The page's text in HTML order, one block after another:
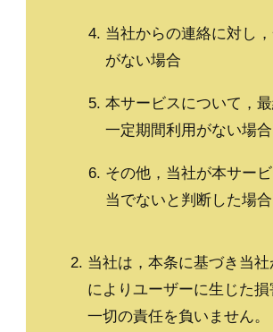
当社からの連絡に対し
がない場合
本サービスについて，
一定期間利用がない場合
その他，当社が本サー
当でないと判断した場合
当社は，本条に基づき当
によりユーザーに生じた損
一切の責任を負いません。